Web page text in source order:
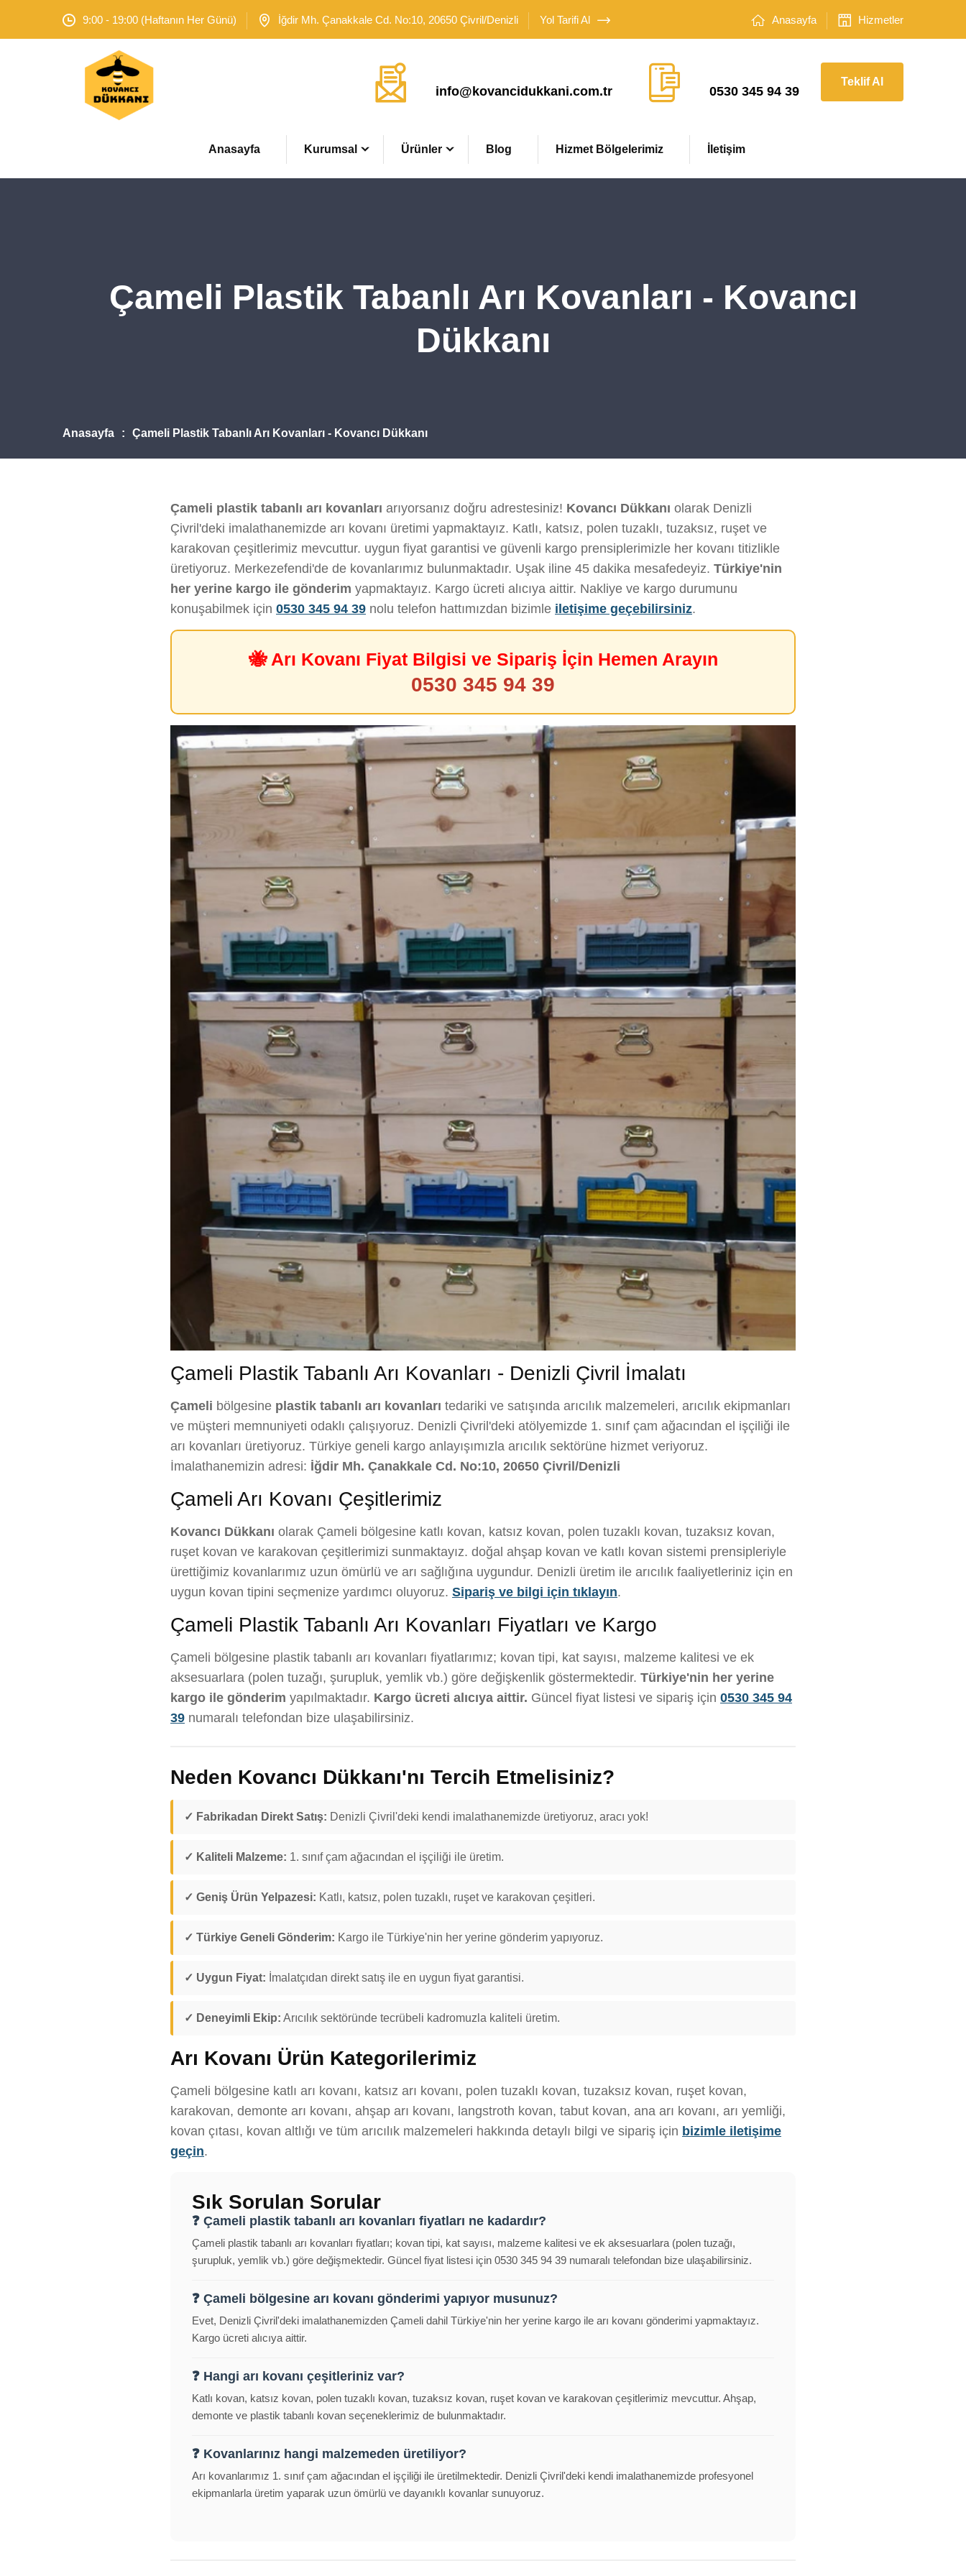
9:00 - 19:00 (Haftanın Her Günü) İğdir Mh. Çanakkale Cd. No:10, 20650 Çivril/Denizli Yol Tarifi Al Anasayfa Hizmetler
info@kovancidukkani.com.tr 0530 345 94 39
Teklif Al
Anasayfa Kurumsal Ürünler Blog Hizmet Bölgelerimiz İletişim
Çameli Plastik Tabanlı Arı Kovanları - Kovancı
Dükkanı
Anasayfa Çameli Plastik Tabanlı Arı Kovanları - Kovancı Dükkanı
Çameli plastik tabanlı arı kovanları arıyorsanız doğru adrestesiniz! Kovancı Dükkanı olarak Denizli
Çivril'deki imalathanemizde arı kovanı üretimi yapmaktayız. Katlı, katsız, polen tuzaklı, tuzaksız, ruşet ve
karakovan çeşitlerimiz mevcuttur. uygun fiyat garantisi ve güvenli kargo prensiplerimizle her kovanı titizlikle
üretiyoruz. Merkezefendi'de de kovanlarımız bulunmaktadır. Uşak iline 45 dakika mesafedeyiz. Türkiye'nin
her yerine kargo ile gönderim yapmaktayız. Kargo ücreti alıcıya aittir. Nakliye ve kargo durumunu
konuşabilmek için 0530 345 94 39 nolu telefon hattımızdan bizimle iletişime geçebilirsiniz.
🐝 Arı Kovanı Fiyat Bilgisi ve Sipariş İçin Hemen Arayın
0530 345 94 39
Çameli Plastik Tabanlı Arı Kovanları - Denizli Çivril İmalatı
Çameli bölgesine plastik tabanlı arı kovanları tedariki ve satışında arıcılık malzemeleri, arıcılık ekipmanları
ve müşteri memnuniyeti odaklı çalışıyoruz. Denizli Çivril'deki atölyemizde 1. sınıf çam ağacından el işçiliği ile
arı kovanları üretiyoruz. Türkiye geneli kargo anlayışımızla arıcılık sektörüne hizmet veriyoruz.
İmalathanemizin adresi: İğdir Mh. Çanakkale Cd. No:10, 20650 Çivril/Denizli
Çameli Arı Kovanı Çeşitlerimiz
Kovancı Dükkanı olarak Çameli bölgesine katlı kovan, katsız kovan, polen tuzaklı kovan, tuzaksız kovan,
ruşet kovan ve karakovan çeşitlerimizi sunmaktayız. doğal ahşap kovan ve katlı kovan sistemi prensipleriyle
ürettiğimiz kovanlarımız uzun ömürlü ve arı sağlığına uygundur. Denizli üretim ile arıcılık faaliyetleriniz için en
uygun kovan tipini seçmenize yardımcı oluyoruz. Sipariş ve bilgi için tıklayın.
Çameli Plastik Tabanlı Arı Kovanları Fiyatları ve Kargo
Çameli bölgesine plastik tabanlı arı kovanları fiyatlarımız; kovan tipi, kat sayısı, malzeme kalitesi ve ek
aksesuarlara (polen tuzağı, şurupluk, yemlik vb.) göre değişkenlik göstermektedir. Türkiye'nin her yerine
kargo ile gönderim yapılmaktadır. Kargo ücreti alıcıya aittir. Güncel fiyat listesi ve sipariş için 0530 345 94
39 numaralı telefondan bize ulaşabilirsiniz.
Neden Kovancı Dükkanı'nı Tercih Etmelisiniz?
✓ Fabrikadan Direkt Satış: Denizli Çivril'deki kendi imalathanemizde üretiyoruz, aracı yok!
✓ Kaliteli Malzeme: 1. sınıf çam ağacından el işçiliği ile üretim.
✓ Geniş Ürün Yelpazesi: Katlı, katsız, polen tuzaklı, ruşet ve karakovan çeşitleri.
✓ Türkiye Geneli Gönderim: Kargo ile Türkiye'nin her yerine gönderim yapıyoruz.
✓ Uygun Fiyat: İmalatçıdan direkt satış ile en uygun fiyat garantisi.
✓ Deneyimli Ekip: Arıcılık sektöründe tecrübeli kadromuzla kaliteli üretim.
Arı Kovanı Ürün Kategorilerimiz
Çameli bölgesine katlı arı kovanı, katsız arı kovanı, polen tuzaklı kovan, tuzaksız kovan, ruşet kovan,
karakovan, demonte arı kovanı, ahşap arı kovanı, langstroth kovan, tabut kovan, ana arı kovanı, arı yemliği,
kovan çıtası, kovan altlığı ve tüm arıcılık malzemeleri hakkında detaylı bilgi ve sipariş için bizimle iletişime
geçin.
Sık Sorulan Sorular
❓ Çameli plastik tabanlı arı kovanları fiyatları ne kadardır?
Çameli plastik tabanlı arı kovanları fiyatları; kovan tipi, kat sayısı, malzeme kalitesi ve ek aksesuarlara (polen tuzağı,
şurupluk, yemlik vb.) göre değişmektedir. Güncel fiyat listesi için 0530 345 94 39 numaralı telefondan bize ulaşabilirsiniz.
❓ Çameli bölgesine arı kovanı gönderimi yapıyor musunuz?
Evet, Denizli Çivril'deki imalathanemizden Çameli dahil Türkiye'nin her yerine kargo ile arı kovanı gönderimi yapmaktayız.
Kargo ücreti alıcıya aittir.
❓ Hangi arı kovanı çeşitleriniz var?
Katlı kovan, katsız kovan, polen tuzaklı kovan, tuzaksız kovan, ruşet kovan ve karakovan çeşitlerimiz mevcuttur. Ahşap,
demonte ve plastik tabanlı kovan seçeneklerimiz de bulunmaktadır.
❓ Kovanlarınız hangi malzemeden üretiliyor?
Arı kovanlarımız 1. sınıf çam ağacından el işçiliği ile üretilmektedir. Denizli Çivril'deki kendi imalathanemizde profesyonel
ekipmanlarla üretim yaparak uzun ömürlü ve dayanıklı kovanlar sunuyoruz.